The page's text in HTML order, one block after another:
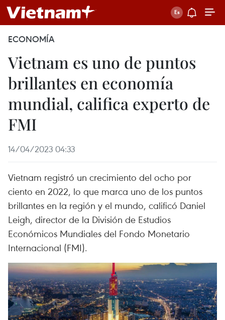
ECONOMÍA
Vietnam es uno de puntos
brillantes en economía
mundial, califica experto de
FMI
14/04/2023 04:33
Vietnam registró un crecimiento del ocho por
ciento en 2022, lo que marca uno de los puntos
brillantes en la región y el mundo, calificó Daniel
Leigh, director de la División de Estudios
Económicos Mundiales del Fondo Monetario
Internacional (FMI).